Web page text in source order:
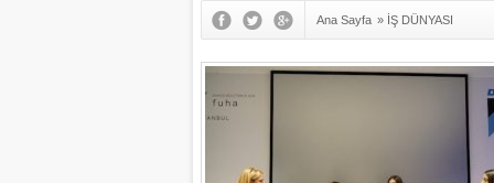
Ana Sayfa » İŞ DÜNYASI